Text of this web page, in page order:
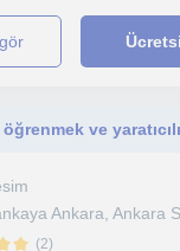
Ankara, Ankara
(2)